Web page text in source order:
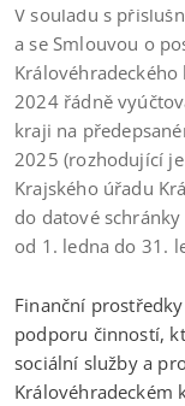
V souladu s
a se Smlouvou o
2024 řádně
kraji na
2025 (rozhodující
Krajského úřadu
do datové
od 1. ledna do 31.
Finanční
podporu činností,
sociální služby a
Královéhradeckém